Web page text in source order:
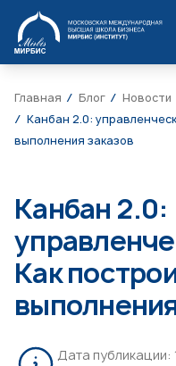
МИРБИС
Главная Блог
Новости
Канбан 2.0:
выполнения заказов
Канбан 2.0:
Как
Дата публикации: